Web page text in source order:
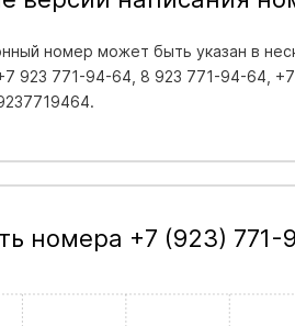
номер может быть указан в
923 771-94-64, 8 923 771-94-64,
номера +7 (923) 771-